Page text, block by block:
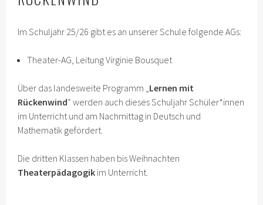
Im Schuljahr 25/26 gibt es an unserer Schule folgende AGs:
Theater-AG, Leitung Virginie Bousquet
Über das landesweite Programm „ Lernen mit
Rückenwind“ werden auch dieses Schuljahr Schüler*innen
im Unterricht und am Nachmittag in Deutsch und
Mathematik gefördert.
Die dritten Klassen haben bis Weihnachten
Theaterpädagogik im Unterricht.